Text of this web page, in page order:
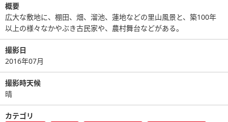
概要
広大な敷地に、棚田、畑、溜池、蓮地などの里山風景と、築100年
以上の様々なかやぶき古民家や、農村舞台などがある。
撮影日
2016年07月
撮影時天候
晴
カテゴリ